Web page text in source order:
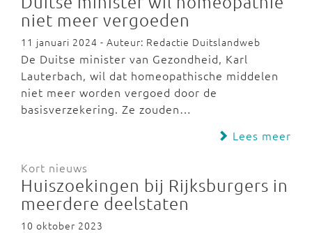
niet meer vergoeden
11 januari 2024 - Auteur: Redactie Duitslandweb
De Duitse minister van Gezondheid, Karl
Lauterbach, wil dat homeopathische middelen
niet meer worden vergoed door de
basisverzekering. Ze zouden…
Lees meer
Kort nieuws
Huiszoekingen bij Rijksburgers in
meerdere deelstaten
10 oktober 2023